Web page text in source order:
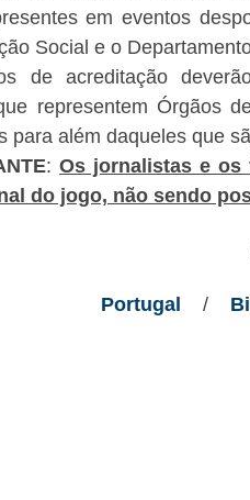
em eventos
Social e o
de acreditação
representem Órgãos
para além daqueles que
:Os jornalistas e os
do jogo, não sendo
Portugal /